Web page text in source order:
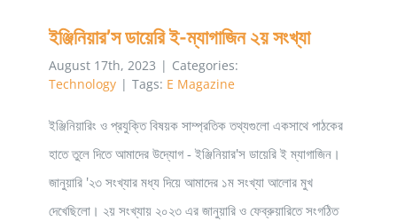
ইঞ্জিনিয়ার’স ডায়েরি ই-ম্যাগাজিন ২য় সংখ্যা
August 17th, 2023 | Categories:
Technology | Tags: E Magazine
ইঞ্জিনিয়ারিং ও প্রযুক্তি বিষয়ক সাম্প্রতিক তথ্যগুলো একসাথে পাঠকের
হাতে তুলে দিতে আমাদের উদ্যোগ - ইঞ্জিনিয়ার'স ডায়েরি ই ম্যাগাজিন।
জানুয়ারি '২৩ সংখ্যার মধ্য দিয়ে আমাদের ১ম সংখ্যা আলোর মুখ
দেখেছিলো। ২য় সংখ্যায় ২০২৩ এর জানুয়ারি ও ফেব্রুয়ারিতে সংগঠিত